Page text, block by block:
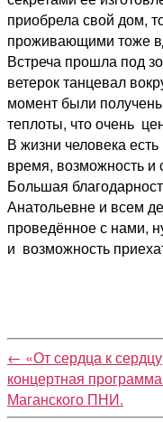
приобрела свой дом,
проживающими тоже
Встреча прошла под
ветерок танцевал
момент были
теплоты, что очень
В жизни человека
время, возможность и
Большая
Анатольевне и всем
проведённое с нами,
и возможность
← «От сердца к
концертная
Маганского ПНИ.